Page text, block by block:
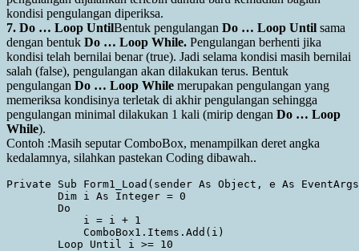
kondisi pengulangan diperiksa.
7. Do … Loop UntilBentuk pengulangan Do … Loop Until sama
dengan bentuk Do … Loop While. Pengulangan berhenti jika
kondisi telah bernilai benar (true). Jadi selama kondisi masih bernilai
salah (false), pengulangan akan dilakukan terus. Bentuk
pengulangan Do … Loop While merupakan pengulangan yang
memeriksa kondisinya terletak di akhir pengulangan sehingga
pengulangan minimal dilakukan 1 kali (mirip dengan Do … Loop
While).
Contoh :Masih seputar ComboBox, menampilkan deret angka
kedalamnya, silahkan pastekan Coding dibawah..
Private Sub Form1_Load(sender As Object, e As
        Dim i As Integer = 0
        Do
            i = i + 1
            ComboBox1.Items.Add(i)
        Loop Until i >= 10